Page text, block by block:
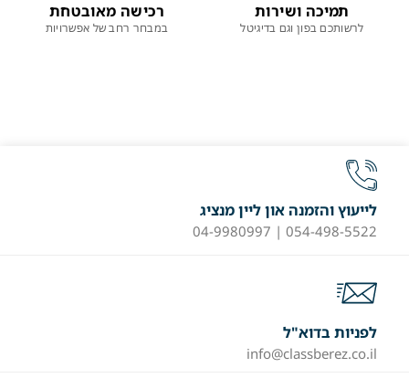
תמיכה ושירות
לרשותכם בפון וגם בדיגיטל
רכישה מאובטחת
במבחר רחב של אפשרויות
לייעוץ והזמנה און ליין מנציג
054-498-5522 | 04-9980997
לפניות בדוא"ל
info@classberez.co.il